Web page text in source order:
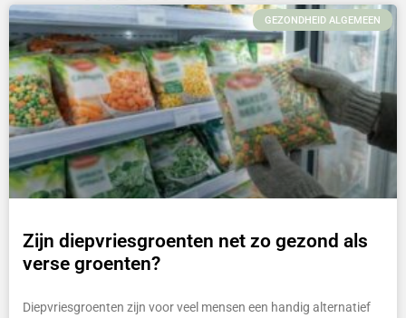
GEZONDHEID ALGEMEEN
Zijn diepvriesgroenten net zo gezond als
verse groenten?
Diepvriesgroenten zijn voor veel mensen een handig alternatief